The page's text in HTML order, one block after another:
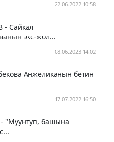
22.06.2022 10:58
Сайкал
экс-жол...
08.06.2023 14:02
Анжеликанын бетин
17.07.2022 16:50
"Муунтуп, башына